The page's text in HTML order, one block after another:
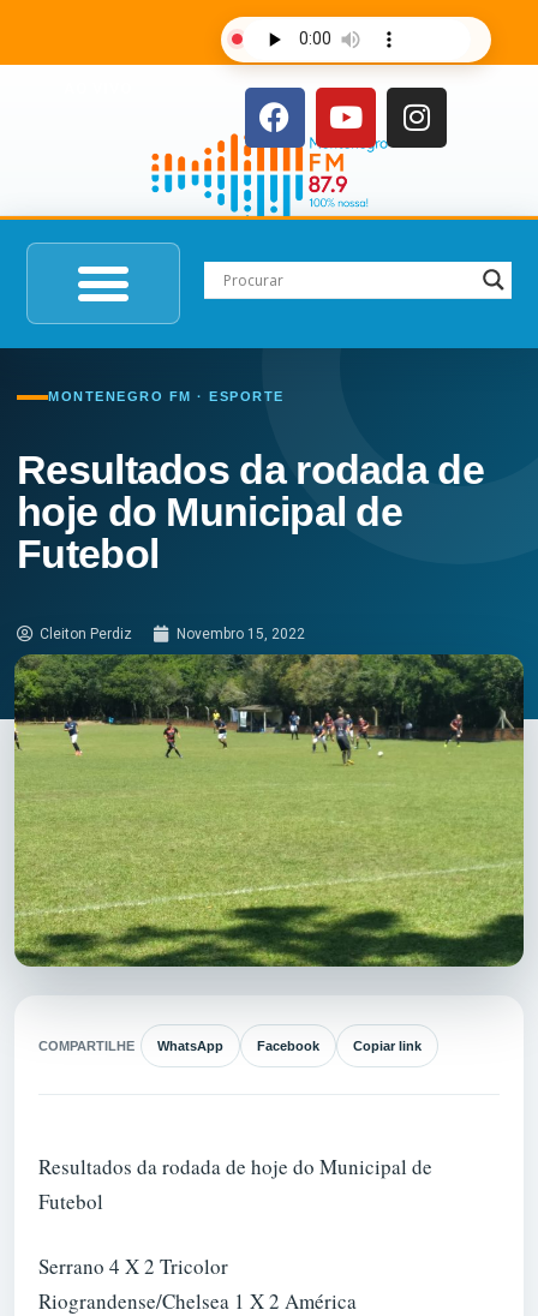
MONTENEGRO FM · ESPORTE
Resultados da rodada de
hoje do Municipal de
Futebol
Cleiton Perdiz Novembro 15, 2022
COMPARTILHE WhatsApp Facebook Copiar link
Resultados da rodada de hoje do Municipal de
Futebol
Serrano 4 X 2 Tricolor
Riograndense/Chelsea 1 X 2 América